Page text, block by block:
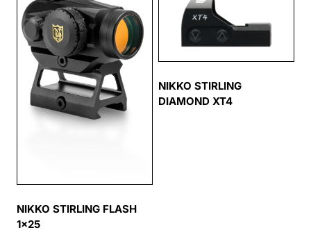
NIKKO STIRLING FLASH
1×25
NIKKO STIRLING
DIAMOND XT4